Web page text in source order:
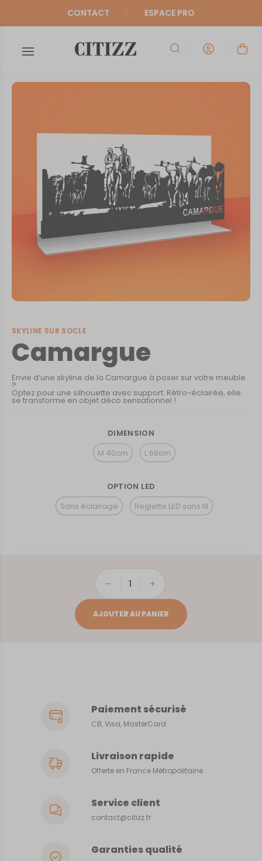
CONTACT ESPACE PRO
SKYLINE SUR SOCLE
Camargue
Envie d’une skyline de la Camargue à poser sur votre meuble
?
Optez pour une silhouette avec support. Rétro-éclairée, elle
se transforme en objet déco sensationnel !
DIMENSION
M 40cm
L 68cm
OPTION LED
Sans éclairage
Reglette LED sans fil
quantité
Camargue
AJOUTER AU PANIER
Paiement sécurisé
CB, Visa, MasterCard
Livraison rapide
Offerte en France Métropolitaine
Service client
contact@citizz.fr
Garanties qualité